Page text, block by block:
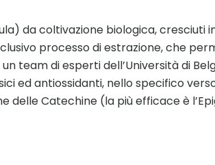
da coltivazione biologica,
processo di estrazione, che
team di esperti dell’Università di
antiossidanti, nello specifico
Catechine (la più efficace è